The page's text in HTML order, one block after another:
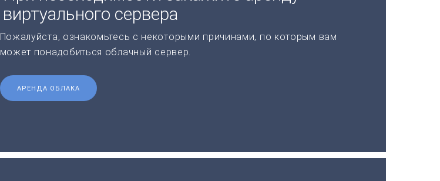
виртуального сервера
Пожалуйста, ознакомьтесь с некоторыми причинами, по которым вам
может понадобиться облачный сервер.
АРЕНДА ОБЛАКА